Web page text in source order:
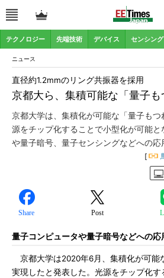
テクノロジー 先端技術 デバイス センシング
ニュース
京都大ら、集積可能な「量子
直径約1.2mmのリング共振器を採用
京都大学は、集積化が可能な「量子も
源をチップ化することで小型化が可能と
や量子暗号、量子センシングなどへの応
[
Share Post
量子コンピュータや量子暗号などへの応
京都大学は2020年6月、集積化が可能
実現したと発表した。光源をチップ化す